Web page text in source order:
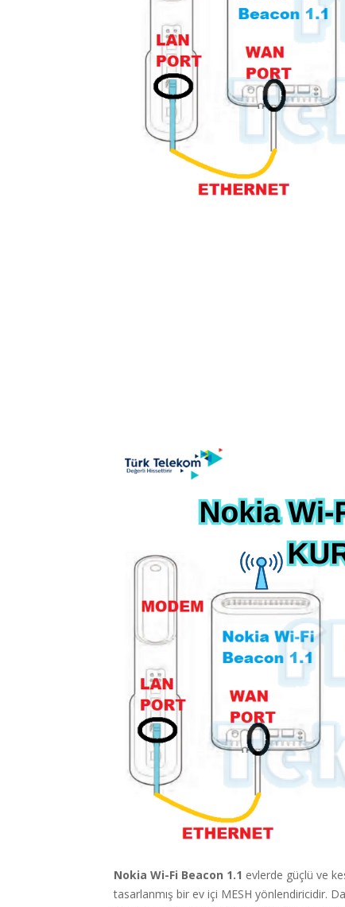
Nokia Wi-Fi Beacon 1.1 evlerde güçlü ve
tasarlanmış bir ev içi MESH yönlendiricidir.